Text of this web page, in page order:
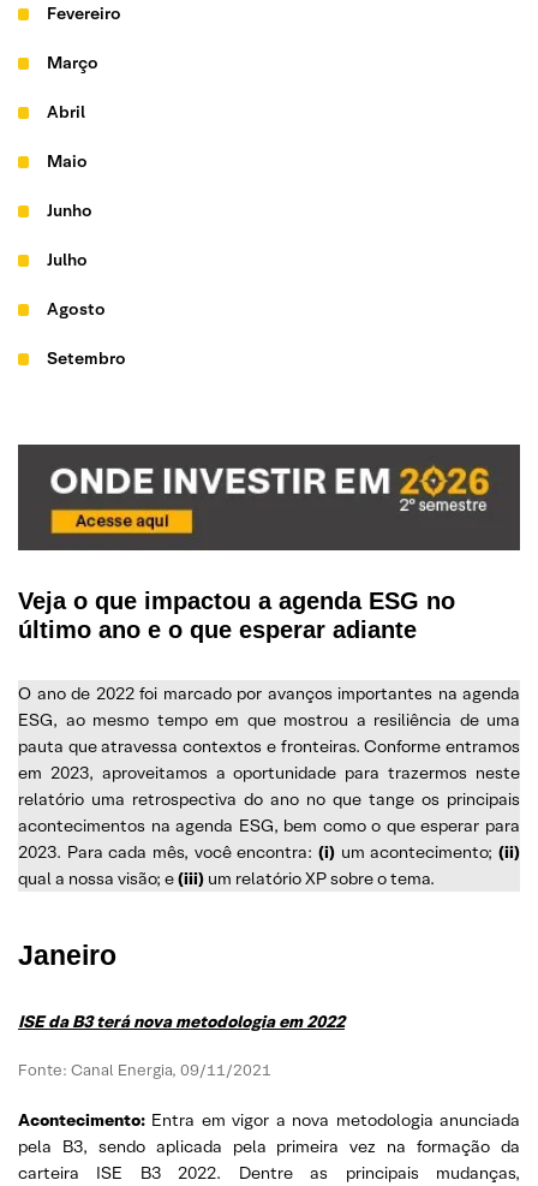
Fevereiro
Março
Abril
Maio
Junho
Julho
Agosto
Setembro
Dezembro
2023: O que esperar?
Veja o que impactou a agenda ESG no
último ano e o que esperar adiante
O ano de 2022 foi marcado por avanços importantes na agenda
ESG, ao mesmo tempo em que mostrou a resiliência de uma
pauta que atravessa contextos e fronteiras. Conforme entramos
em 2023, aproveitamos a oportunidade para trazermos neste
relatório uma retrospectiva do ano no que tange os principais
acontecimentos na agenda ESG, bem como o que esperar para
2023. Para cada mês, você encontra: (i) um acontecimento; (ii)
qual a nossa visão; e(iii) um relatório XP sobre o tema.
Janeiro
ISE da B3 terá nova metodologia em 2022
Fonte: Canal Energia, 09/11/2021
Acontecimento: Entra em vigor a nova metodologia anunciada
pela B3, sendo aplicada pela primeira vez na formação da
carteira ISE B3 2022. Dentre as principais mudanças,